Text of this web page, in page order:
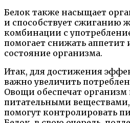
Белок также насыщает
и способствует сжиганию
комбинации с
помогает снижать аппетит
состояние организма.
Итак, для достижения
важно увеличить
Овощи обеспечат
питательными веществами,
помогут контролировать